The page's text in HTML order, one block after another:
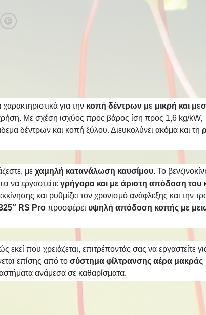
για την κοπή δέντρων με μικρή και
Με σχέση ισχύος προς βάρος ίση προς 1,6 kg/kW,
δέντρων και κοπή ξύλου. Διευκολύνει ακόμα και τη
με χαμηλή κατανάλωση καυσίμου. Το
να εργαστείτε γρήγορα και με άριστη απόδοση του
και ρυθμίζει τον χρονισμό ανάφλεξης και την
RS Pro προσφέρει υψηλή απόδοση κοπής με
που χρειάζεται, επιτρέποντάς σας να εργαστείτε
επίσης από το σύστημα φίλτρανσης αέρα μακράς
ανάμεσα σε καθαρίσματα.